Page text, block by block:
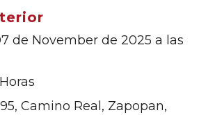
de November de 2025 a las
Camino Real, Zapopan,